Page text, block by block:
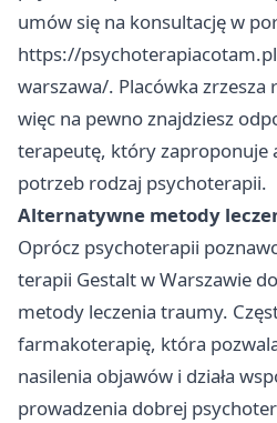
umów się na konsultację w
https://
warszawa/. Placówka zrzesza
więc na pewno znajdziesz
terapeutę, który zaproponuje
potrzeb rodzaj psychoterapii.
Alternatywne metody
Oprócz psychoterapii
terapii Gestalt w Warszawie
metody leczenia traumy.
farmakoterapię, która
nasilenia objawów i działa
prowadzenia dobrej